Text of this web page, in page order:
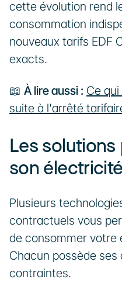
cette évolution rend
consommation
nouveaux tarifs EDF
exacts.
📖 À lire aussi : Ce
suite à l'arrêté
Les
son
Plusieurs
contractuels vous
de consommer votre
Chacun possède ses
contraintes.